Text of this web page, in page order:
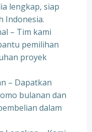
lengkap, siap
Indonesia.
– Tim kami
pemilihan
proyek
– Dapatkan
bulanan dan
dalam